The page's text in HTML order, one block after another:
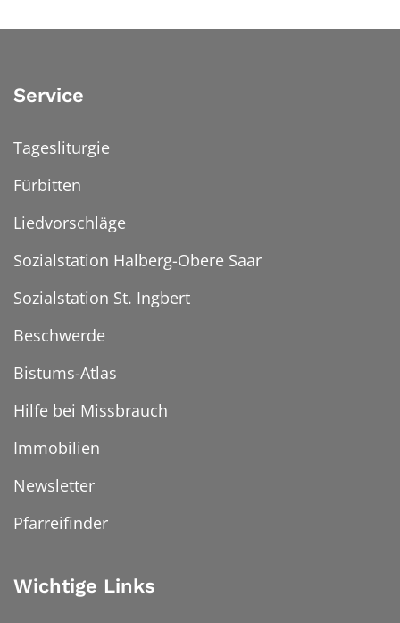
Service
Tagesliturgie
Fürbitten
Liedvorschläge
Sozialstation Halberg-Obere Saar
Sozialstation St. Ingbert
Beschwerde
Bistums-Atlas
Hilfe bei Missbrauch
Immobilien
Newsletter
Pfarreifinder
Wichtige Links